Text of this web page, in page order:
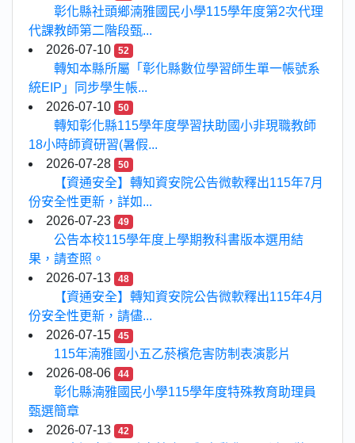
彰化縣社頭鄉湳雅國民小學115學年度第2次代理
代課教師第二階段甄...
2026-07-10
52
轉知本縣所屬「彰化縣數位學習師生單一帳號系
統EIP」同步學生帳...
2026-07-10
50
轉知彰化縣115學年度學習扶助國小非現職教師
18小時師資研習(暑假...
2026-07-28
50
【資通安全】轉知資安院公告微軟釋出115年7月
份安全性更新，詳如...
2026-07-23
49
公告本校115學年度上學期教科書版本選用結
果，請查照。
2026-07-13
48
【資通安全】轉知資安院公告微軟釋出115年4月
份安全性更新，請儘...
2026-07-15
45
115年湳雅國小五乙菸檳危害防制表演影片
2026-08-06
44
彰化縣湳雅國民小學115學年度特殊教育助理員
甄選簡章
2026-07-13
42